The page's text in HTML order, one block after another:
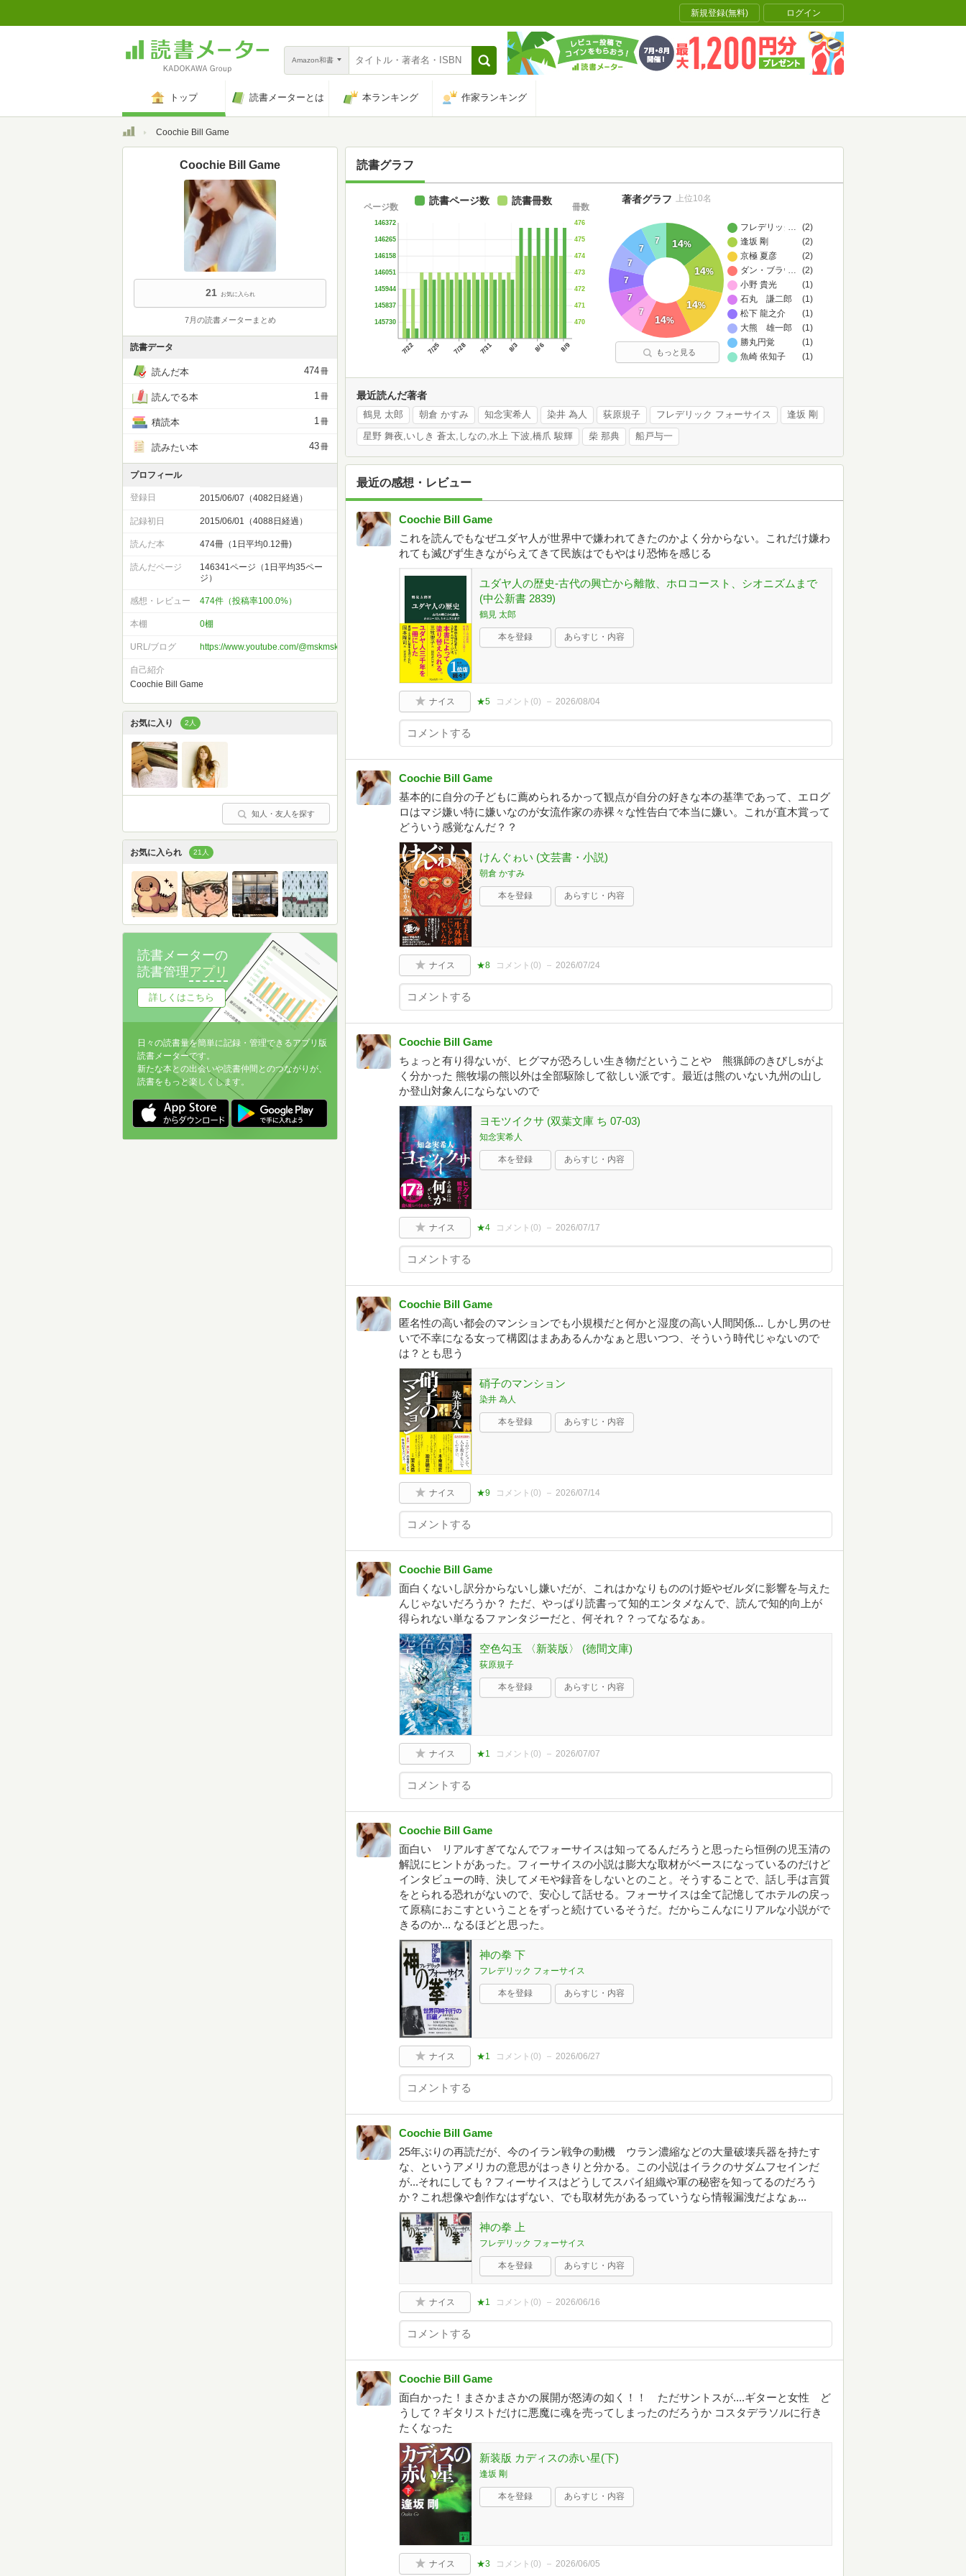
新規登録(無料) ログイン
Amazon和書
トップ 読書メーターとは 本ランキング 作家ランキング
トップCoochie Bill Game
読書グラフ
7/22 7/25 7/28 7/31 8/3 8/6 8/9
145730
145837
145944
146051
146158
146265
146372
ページ数
470
471
472
473
474
475
476
冊数
読書ページ数 読書冊数
フレデリック フォーサイス
(2)
…
逢坂 剛
(2)
京極 夏彦
(2)
ダン・ブラウン
(2)
…
小野 貴光
(1)
石丸 謙二郎
(1)
松下 龍之介
(1)
大熊 雄一郎
(1)
勝丸円覚
(1)
魚崎 依知子
(1)
14%
14%
14%
14%
7
7
7
7
7
7
著者グラフ 上位10名
もっと見る
最近読んだ著者
鶴見 太郎 朝倉 かすみ 知念実希人 染井 為人 荻原規子 フレデリック フォーサイス 逢坂 剛
星野 舞夜,いしき 蒼太,しなの,水上 下波,橋爪 駿輝 柴 那典 船戸与一
最近の感想・レビュー
Coochie Bill Game
これを読んでもなぜユダヤ人が世界中で嫌われてきたのかよく分からない。これだけ嫌わ
れても滅びず生きながらえてきて民族はでもやはり恐怖を感じる
ユダヤ人の歴史-古代の興亡から離散、ホロコースト、シオニズムまで
(中公新書 2839)
鶴見 太郎
本を登録 あらすじ・内容
ナイス ★5 コメント(0) 2026/08/04
Coochie Bill Game
基本的に自分の子どもに薦められるかって観点が自分の好きな本の基準であって、エログ
ロはマジ嫌い特に嫌いなのが女流作家の赤裸々な性告白で本当に嫌い。これが直木賞って
どういう感覚なんだ？？
けんぐゎい (文芸書・小説)
朝倉 かすみ
本を登録 あらすじ・内容
ナイス ★8 コメント(0) 2026/07/24
Coochie Bill Game
ちょっと有り得ないが、ヒグマが恐ろしい生き物だということや 熊猟師のきびしsがよ
く分かった 熊牧場の熊以外は全部駆除して欲しい派です。最近は熊のいない九州の山し
か登山対象んにならないので
ヨモツイクサ (双葉文庫 ち 07-03)
知念実希人
本を登録 あらすじ・内容
ナイス ★4 コメント(0) 2026/07/17
Coochie Bill Game
匿名性の高い都会のマンションでも小規模だと何かと湿度の高い人間関係... しかし男のせ
いで不幸になる女って構図はまああるんかなぁと思いつつ、そういう時代じゃないので
は？とも思う
硝子のマンション
染井 為人
本を登録 あらすじ・内容
ナイス ★9 コメント(0) 2026/07/14
Coochie Bill Game
面白くないし訳分からないし嫌いだが、これはかなりもののけ姫やゼルダに影響を与えた
んじゃないだろうか？ ただ、やっぱり読書って知的エンタメなんで、読んで知的向上が
得られない単なるファンタジーだと、何それ？？ってなるなぁ。
空色勾玉 〈新装版〉 (徳間文庫)
荻原規子
本を登録 あらすじ・内容
ナイス ★1 コメント(0) 2026/07/07
Coochie Bill Game
面白い リアルすぎてなんでフォーサイスは知ってるんだろうと思ったら恒例の児玉清の
解説にヒントがあった。フィーサイスの小説は膨大な取材がベースになっているのだけど
インタビューの時、決してメモや録音をしないとのこと。そうすることで、話し手は言質
をとられる恐れがないので、安心して話せる。フォーサイスは全て記憶してホテルの戻っ
て原稿におこすということをずっと続けているそうだ。だからこんなにリアルな小説がで
きるのか... なるほどと思った。
神の拳 下
フレデリック フォーサイス
本を登録 あらすじ・内容
ナイス ★1 コメント(0) 2026/06/27
Coochie Bill Game
25年ぶりの再読だが、今のイラン戦争の動機 ウラン濃縮などの大量破壊兵器を持たす
な、というアメリカの意思がはっきりと分かる。この小説はイラクのサダムフセインだ
が...それにしても？フィーサイスはどうしてスパイ組織や軍の秘密を知ってるのだろう
か？これ想像や創作なはずない、でも取材先があるっていうなら情報漏洩だよなぁ...
神の拳 上
フレデリック フォーサイス
本を登録 あらすじ・内容
ナイス ★1 コメント(0) 2026/06/16
Coochie Bill Game
面白かった！まさかまさかの展開が怒涛の如く！！ ただサントスが....ギターと女性 ど
うして？ギタリストだけに悪魔に魂を売ってしまったのだろうか コスタデラソルに行き
たくなった
新装版 カディスの赤い星(下)
逢坂 剛
本を登録 あらすじ・内容
ナイス ★3 コメント(0) 2026/06/05
Coochie Bill Game
21 お気に入られ
7月の読書メーターまとめ
読書データ
読んだ本 474冊
読んでる本 1冊
積読本 1冊
読みたい本 43冊
プロフィール
登録日 2015/06/07（4082日経過）
記録初日 2015/06/01（4088日経過）
読んだ本 474冊（1日平均0.12冊)
読んだページ
146341ページ（1日平均35ペー
ジ）
感想・レビュー 474件（投稿率100.0%）
本棚 0棚
URL/ブログ https://www.youtube.com/@mskmskfjkfjk
自己紹介
Coochie Bill Game
お気に入り 2人
知人・友人を探す
お気に入られ 21人
読書メーターの
読書管理アプリ
詳しくはこちら
日々の読書量を簡単に記録・管理できるアプリ版
読書メーターです。
新たな本との出会いや読書仲間とのつながりが、
読書をもっと楽しくします。